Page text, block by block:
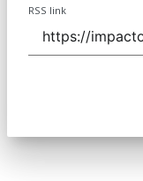
RSS link